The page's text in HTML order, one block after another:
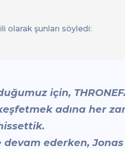
olarak şunları söyledi:
için,
adına her
ederken,